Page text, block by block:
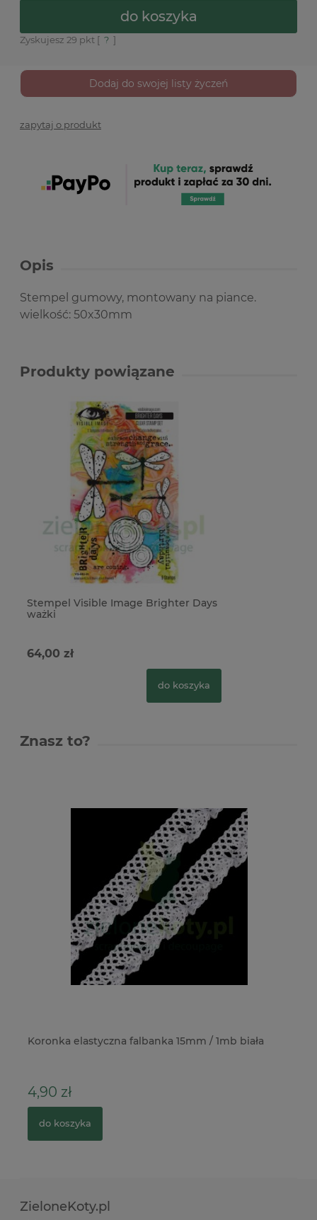
do koszyka
Zyskujesz 29 pkt [ ? ]
Dodaj do swojej listy życzeń
zapytaj o produkt
Opis
Stempel gumowy, montowany na piance.
wielkość: 50x30mm
Produkty powiązane
Stempel Visible Image Brighter Days
ważki
64,00 zł
do koszyka
Znasz to?
Koronka elastyczna falbanka 15mm / 1mb biała
4,90 zł
do koszyka
ZieloneKoty.pl